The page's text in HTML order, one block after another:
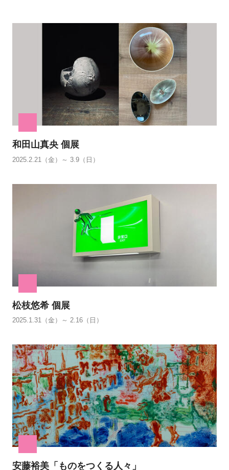
和田山真央 個展
2025.2.21（金）～ 3.9（日）
松枝悠希 個展
2025.1.31（金）～ 2.16（日）
安藤裕美「ものをつくる人々」